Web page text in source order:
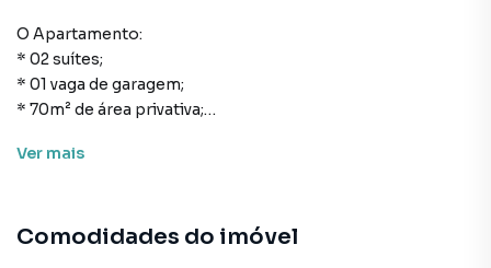
O Apartamento:
* 02 suítes;
* 01 vaga de garagem;
* 70m² de área privativa;
* Cozinha;
* Living para sala de estar e de jantar;
Ver mais
Comodidades do imóvel